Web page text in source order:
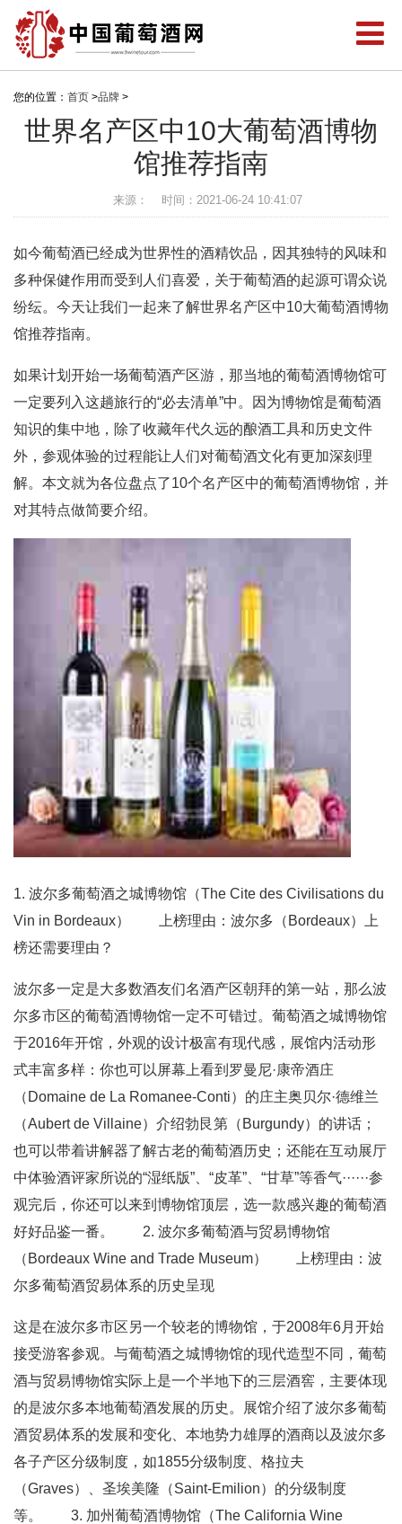
您的位置： 首页 >品牌 >
世界名产区中10大葡萄酒博物
馆推荐指南
来源： 时间：2021-06-24 10:41:07
如今葡萄酒已经成为世界性的酒精饮品，因其独特的风味和
多种保健作用而受到人们喜爱，关于葡萄酒的起源可谓众说
纷纭。今天让我们一起来了解世界名产区中10大葡萄酒博物
馆推荐指南。
如果计划开始一场葡萄酒产区游，那当地的葡萄酒博物馆可
一定要列入这趟旅行的“必去清单”中。因为博物馆是葡萄酒
知识的集中地，除了收藏年代久远的酿酒工具和历史文件
外，参观体验的过程能让人们对葡萄酒文化有更加深刻理
解。本文就为各位盘点了10个名产区中的葡萄酒博物馆，并
对其特点做简要介绍。
1. 波尔多葡萄酒之城博物馆（The Cite des Civilisations du
Vin in Bordeaux） 上榜理由：波尔多（Bordeaux）上
榜还需要理由？
波尔多一定是大多数酒友们名酒产区朝拜的第一站，那么波
尔多市区的葡萄酒博物馆一定不可错过。葡萄酒之城博物馆
于2016年开馆，外观的设计极富有现代感，展馆内活动形
式丰富多样：你也可以屏幕上看到罗曼尼·康帝酒庄
（Domaine de La Romanee-Conti）的庄主奥贝尔·德维兰
（Aubert de Villaine）介绍勃艮第（Burgundy）的讲话；
也可以带着讲解器了解古老的葡萄酒历史；还能在互动展厅
中体验酒评家所说的“湿纸版”、“皮革”、“甘草”等香气······参
观完后，你还可以来到博物馆顶层，选一款感兴趣的葡萄酒
好好品鉴一番。 2. 波尔多葡萄酒与贸易博物馆
（Bordeaux Wine and Trade Museum） 上榜理由：波
尔多葡萄酒贸易体系的历史呈现
这是在波尔多市区另一个较老的博物馆，于2008年6月开始
接受游客参观。与葡萄酒之城博物馆的现代造型不同，葡萄
酒与贸易博物馆实际上是一个半地下的三层酒窖，主要体现
的是波尔多本地葡萄酒发展的历史。展馆介绍了波尔多葡萄
酒贸易体系的发展和变化、本地势力雄厚的酒商以及波尔多
各子产区分级制度，如1855分级制度、格拉夫
（Graves）、圣埃美隆（Saint-Emilion）的分级制度
等。 3. 加州葡萄酒博物馆（The California Wine